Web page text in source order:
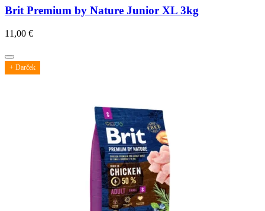
Brit Premium by Nature Junior XL 3kg
11,00 €
+ Darček